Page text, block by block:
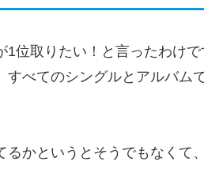
1位取りたい！と言ったわけ
すべてのシングルとアルバム
るかというとそうでもなくて